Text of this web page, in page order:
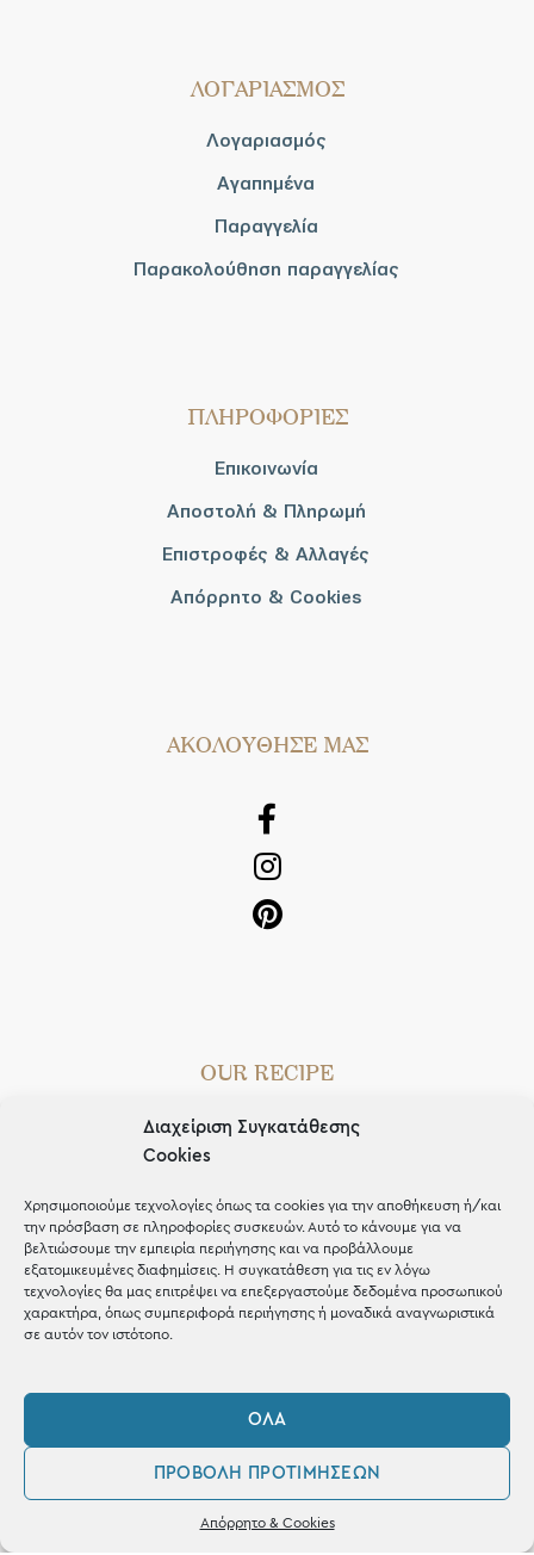
Διαχείριση Συγκατάθεσης
Cookies
Χρησιμοποιούμε τεχνολογίες όπως τα cookies για την αποθήκευση ή/και
την πρόσβαση σε πληροφορίες συσκευών. Αυτό το κάνουμε για να
βελτιώσουμε την εμπειρία περιήγησης και να προβάλλουμε
εξατομικευμένες διαφημίσεις. Η συγκατάθεση για τις εν λόγω
τεχνολογίες θα μας επιτρέψει να επεξεργαστούμε δεδομένα προσωπικού
χαρακτήρα, όπως συμπεριφορά περιήγησης ή μοναδικά αναγνωριστικά
σε αυτόν τον ιστότοπο.
ΌΛΑ
ΠΡΟΒΟΛΉ ΠΡΟΤΙΜΉΣΕΩΝ
Απόρρητο & Cookies
ΛΟΓΑΡΙΑΣΜΟΣ
Λογαριασμός
Αγαπημένα
Παραγγελία
Παρακολούθηση παραγγελίας
ΠΛΗΡΟΦΟΡΙΕΣ
Επικοινωνία
Αποστολή & Πληρωμή
Επιστροφές & Αλλαγές
Απόρρητο & Cookies
AΚΟΛΟΥΘΗΣΕ ΜΑΣ
OUR RECIPE
Gifts
Blog
Shop the look
ΚΑΤΑΣΤΗΜΑ
Σταθά 17, 38221 Βόλος
2421 217300
0